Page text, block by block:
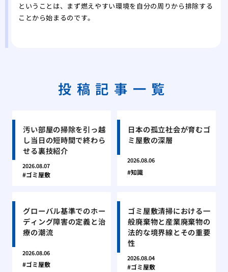
ということは、まず燃えやすい環境を自分の周りから排除する
ことから始まるのです。
投稿記事一覧
汚い部屋の掃除を引っ越
し当日の短時間で終わら
せる裏技紹介
2026.08.07
ゴミ屋敷
日本の孤立社会が育むゴ
ミ屋敷の深層
2026.08.06
知識
グローバル基準でのホー
ディング障害の定義と治
療の潮流
2026.08.06
ゴミ屋敷
ゴミ屋敷清掃における一
般廃棄物と産業廃棄物の
法的な境界線とその重要
性
2026.08.04
ゴミ屋敷